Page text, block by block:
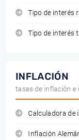
Tipo de interés
Tipo de interés
INFLACIÓN
tasas de inflación e
Calculadora de
Inflación